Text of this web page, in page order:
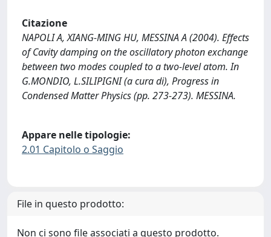
Citazione
NAPOLI A, XIANG-MING HU, MESSINA A (2004). Effects
of Cavity damping on the oscillatory photon exchange
between two modes coupled to a two-level atom. In
G.MONDIO, L.SILIPIGNI (a cura di), Progress in
Condensed Matter Physics (pp. 273-273). MESSINA.
Appare nelle tipologie:
2.01 Capitolo o Saggio
File in questo prodotto:
Non ci sono file associati a questo prodotto.